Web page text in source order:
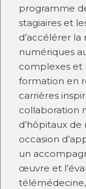
programme
stagiaires et
d’accélérer
numériques
complexes et
formation en
carrières
collaboration
d’hôpitaux
occasion
un
œuvre et